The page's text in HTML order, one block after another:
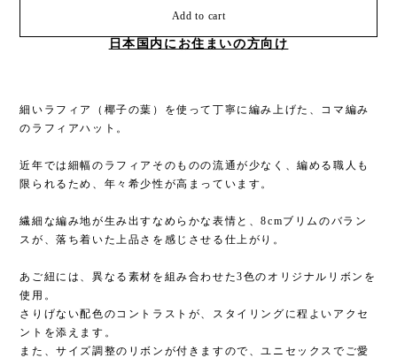
Add to cart
日本国内にお住まいの方向け
細いラフィア（椰子の葉）を使って丁寧に編み上げた、コマ編み
のラフィアハット。
近年では細幅のラフィアそのものの流通が少なく、編める職人も
限られるため、年々希少性が高まっています。
繊細な編み地が生み出すなめらかな表情と、8cmブリムのバラン
スが、落ち着いた上品さを感じさせる仕上がり。
あご紐には、異なる素材を組み合わせた3色のオリジナルリボンを
使用。
さりげない配色のコントラストが、スタイリングに程よいアクセ
ントを添えます。
また、サイズ調整のリボンが付きますので、ユニセックスでご愛